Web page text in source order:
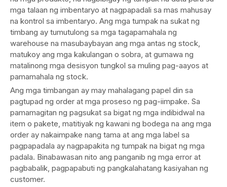
mga talaan ng imbentaryo at nagpapadali sa mas mahusay
na kontrol sa imbentaryo. Ang mga tumpak na sukat ng
timbang ay tumutulong sa mga tagapamahala ng
warehouse na masubaybayan ang mga antas ng stock,
matukoy ang mga kakulangan o sobra, at gumawa ng
matalinong mga desisyon tungkol sa muling pag-aayos at
pamamahala ng stock.
Ang mga timbangan ay may mahalagang papel din sa
pagtupad ng order at mga proseso ng pag-iimpake. Sa
pamamagitan ng pagsukat sa bigat ng mga indibidwal na
item o pakete, matitiyak ng kawani ng bodega na ang mga
order ay nakaimpake nang tama at ang mga label sa
pagpapadala ay nagpapakita ng tumpak na bigat ng mga
padala. Binabawasan nito ang panganib ng mga error at
pagbabalik, pagpapabuti ng pangkalahatang kasiyahan ng
customer.